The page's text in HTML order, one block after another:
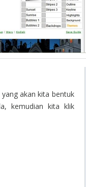
akan kita bentuk
kemudian kita klik